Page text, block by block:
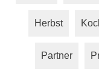
Herbst
Partner